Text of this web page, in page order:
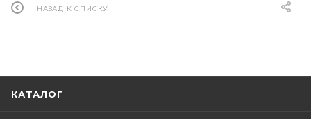
НАЗАД К СПИСКУ
КАТАЛОГ